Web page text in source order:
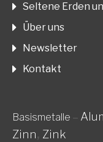
Seltene Erden
Über uns
Newsletter
Kontakt
Basismetalle –
Zinn, Zink